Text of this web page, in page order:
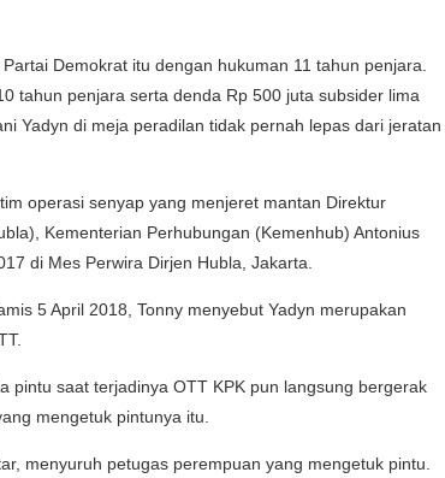
Demokrat itu dengan hukuman 11 tahun penjara.
tahun penjara serta denda Rp 500 juta subsider lima
Yadyn di meja peradilan tidak pernah lepas dari jeratan
operasi senyap yang menjeret mantan Direktur
Kementerian Perhubungan (Kemenhub) Antonius
di Mes Perwira Dirjen Hubla, Jakarta.
5 April 2018, Tonny menyebut Yadyn merupakan
pintu saat terjadinya OTT KPK pun langsung bergerak
mengetuk pintunya itu.
menyuruh petugas perempuan yang mengetuk pintu.